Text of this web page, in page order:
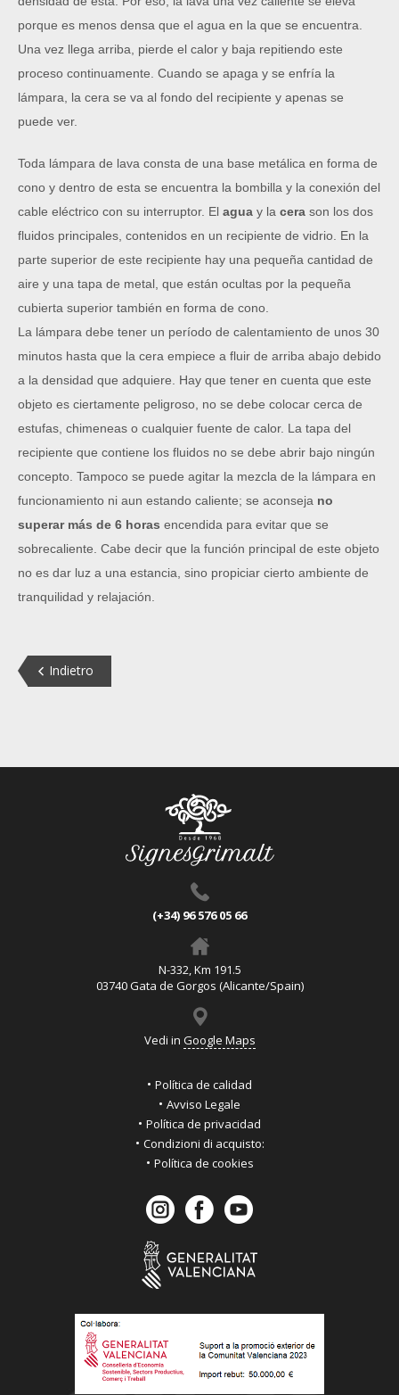
porque es menos densa que el agua en la que se encuentra.
Una vez llega arriba, pierde el calor y baja repitiendo este
proceso continuamente. Cuando se apaga y se enfría la
lámpara, la cera se va al fondo del recipiente y apenas se
puede ver.
Toda lámpara de lava consta de una base metálica en forma de
cono y dentro de esta se encuentra la bombilla y la conexión del
cable eléctrico con su interruptor. El agua y la cera son los dos
fluidos principales, contenidos en un recipiente de vidrio. En la
parte superior de este recipiente hay una pequeña cantidad de
aire y una tapa de metal, que están ocultas por la pequeña
cubierta superior también en forma de cono.
La lámpara debe tener un período de calentamiento de unos 30
minutos hasta que la cera empiece a fluir de arriba abajo debido
a la densidad que adquiere. Hay que tener en cuenta que este
objeto es ciertamente peligroso, no se debe colocar cerca de
estufas, chimeneas o cualquier fuente de calor. La tapa del
recipiente que contiene los fluidos no se debe abrir bajo ningún
concepto. Tampoco se puede agitar la mezcla de la lámpara en
funcionamiento ni aun estando caliente; se aconseja no
superar más de 6 horas encendida para evitar que se
sobrecaliente. Cabe decir que la función principal de este objeto
no es dar luz a una estancia, sino propiciar cierto ambiente de
tranquilidad y relajación.
Indietro
(+34) 96 576 05 66
N-332, Km 191.5
03740 Gata de Gorgos (Alicante/Spain)
Vedi in Google Maps
Política de calidad
Avviso Legale
Política de privacidad
Condizioni di acquisto:
Política de cookies